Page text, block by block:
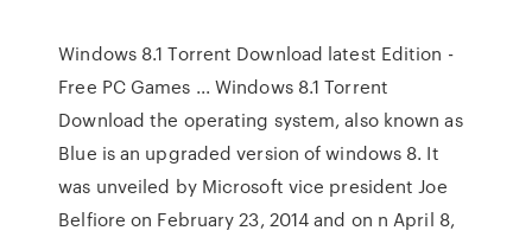
Windows 8.1 Torrent Download latest Edition -
Free PC Games ... Windows 8.1 Torrent
Download the operating system, also known as
Blue is an upgraded version of windows 8. It
was unveiled by Microsoft vice president Joe
Belfiore on February 23, 2014 and on n April 8,